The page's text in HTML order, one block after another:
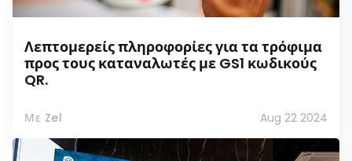
Λεπτομερείς πληροφορίες για τα τρόφιμα
προς τους καταναλωτές με GS1 κωδικούς
QR.
Με Zel Aug 22 2024